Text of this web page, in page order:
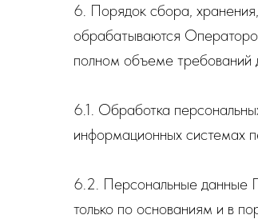
6. Порядок сбора,
обрабатываются
полном объеме требований
6.1. Обработка
информационных системах
6.2. Персональные данные
только по основаниям и в